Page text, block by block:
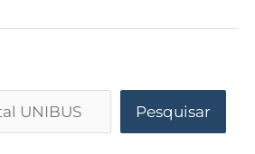
Pesquisar